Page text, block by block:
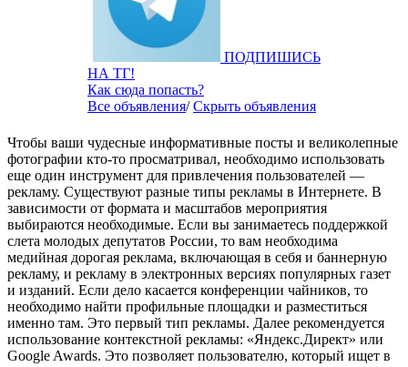
ПОДПИШИСЬ
НА ТГ!
Как сюда попасть?
Все объявления/Скрыть объявления
Чтобы ваши чудесные информативные посты и великолепные
фотографии кто-то просматривал, необходимо использовать
еще один инструмент для привлечения пользователей —
рекламу. Существуют разные типы рекламы в Интернете. В
зависимости от формата и масштабов мероприятия
выбираются необходимые. Если вы занимаетесь поддержкой
слета молодых депутатов России, то вам необходима
медийная дорогая реклама, включающая в себя и баннерную
рекламу, и рекламу в электронных версиях популярных газет
и изданий. Если дело касается конференции чайников, то
необходимо найти профильные площадки и разместиться
именно там. Это первый тип рекламы. Далее рекомендуется
использование контекстной рекламы: «Яндекс.Директ» или
Google Awards. Это позволяет пользователю, который ищет в